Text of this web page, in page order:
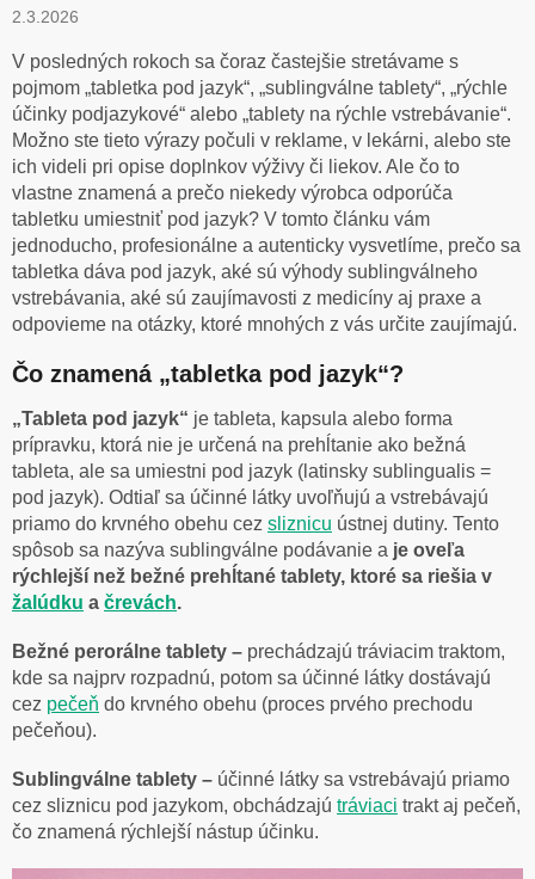
2.3.2026
V posledných rokoch sa čoraz častejšie stretávame s
pojmom „tabletka pod jazyk“, „sublingválne tablety“, „rýchle
účinky podjazykové“ alebo „tablety na rýchle vstrebávanie“.
Možno ste tieto výrazy počuli v reklame, v lekárni, alebo ste
ich videli pri opise doplnkov výživy či liekov. Ale čo to
vlastne znamená a prečo niekedy výrobca odporúča
tabletku umiestniť pod jazyk? V tomto článku vám
jednoducho, profesionálne a autenticky vysvetlíme, prečo sa
tabletka dáva pod jazyk, aké sú výhody sublingválneho
vstrebávania, aké sú zaujímavosti z medicíny aj praxe a
odpovieme na otázky, ktoré mnohých z vás určite zaujímajú.
Čo znamená „tabletka pod jazyk“?
„Tableta pod jazyk“ je tableta, kapsula alebo forma
prípravku, ktorá nie je určená na prehĺtanie ako bežná
tableta, ale sa umiestni pod jazyk (latinsky sublingualis =
pod jazyk). Odtiaľ sa účinné látky uvoľňujú a vstrebávajú
priamo do krvného obehu cez sliznicu ústnej dutiny. Tento
spôsob sa nazýva sublingválne podávanie a je oveľa
rýchlejší než bežné prehĺtané tablety, ktoré sa riešia v
žalúdku a črevách.
Bežné perorálne tablety – prechádzajú tráviacim traktom,
kde sa najprv rozpadnú, potom sa účinné látky dostávajú
cez pečeň do krvného obehu (proces prvého prechodu
pečeňou).
Sublingválne tablety – účinné látky sa vstrebávajú priamo
cez sliznicu pod jazykom, obchádzajú tráviaci trakt aj pečeň,
čo znamená rýchlejší nástup účinku.